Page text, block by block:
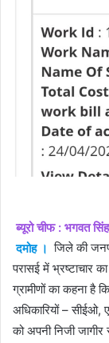
ब्यूरो चीफ : भगवत
दमोह । जिले की
परासई में भ्रष्टाचार
ग्रामीणों का कहना है
अधिकारियों –
को अपनी निजी